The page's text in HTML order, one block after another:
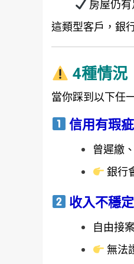
房屋仍
這類型客戶，銀
4種情況
當你踩到以下任
信用有瑕疵
曾遲繳
銀行
收入不穩定
自由接
無法